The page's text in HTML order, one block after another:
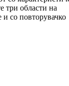
три области на
со повторувачко